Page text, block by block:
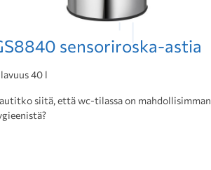
sensoriroska-astia
40 l
siitä, että wc-tilassa on mahdollisimman